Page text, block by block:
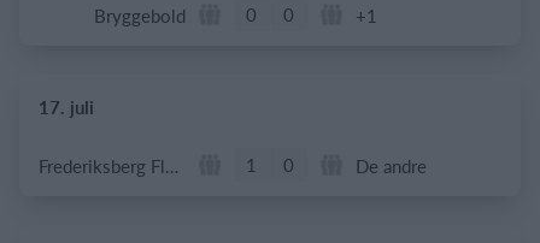
Bryggebold 0 0 +1
17. juli
Frederiksberg Floorball Fighters 1 0 De andre